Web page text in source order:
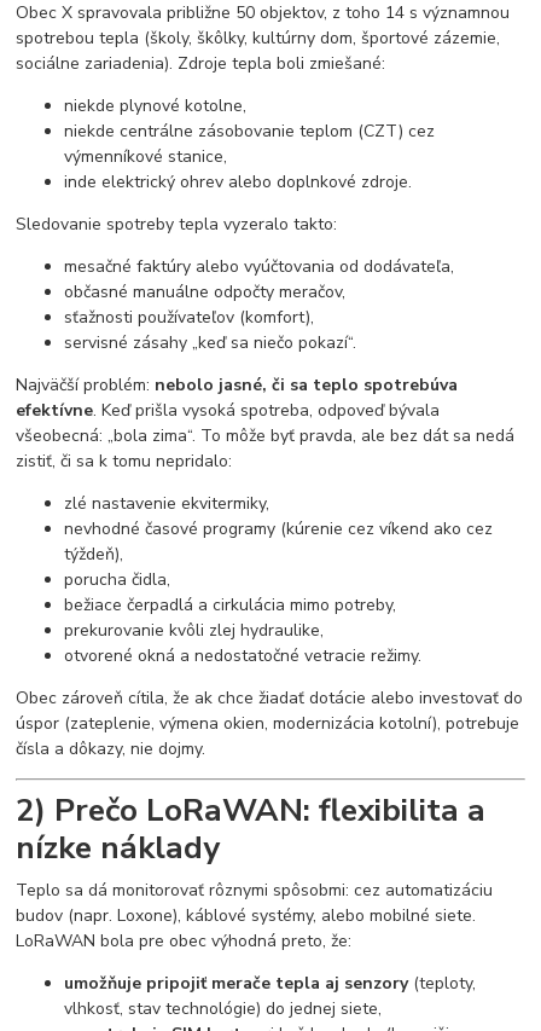
Obec X spravovala približne 50 objektov, z toho 14 s významnou
spotrebou tepla (školy, škôlky, kultúrny dom, športové zázemie,
sociálne zariadenia). Zdroje tepla boli zmiešané:
niekde plynové kotolne,
niekde centrálne zásobovanie teplom (CZT) cez
výmenníkové stanice,
inde elektrický ohrev alebo doplnkové zdroje.
Sledovanie spotreby tepla vyzeralo takto:
mesačné faktúry alebo vyúčtovania od dodávateľa,
občasné manuálne odpočty meračov,
sťažnosti používateľov (komfort),
servisné zásahy „keď sa niečo pokazí“.
Najväčší problém: nebolo jasné, či sa teplo spotrebúva
efektívne. Keď prišla vysoká spotreba, odpoveď bývala
všeobecná: „bola zima“. To môže byť pravda, ale bez dát sa nedá
zistiť, či sa k tomu nepridalo:
zlé nastavenie ekvitermiky,
nevhodné časové programy (kúrenie cez víkend ako cez
týždeň),
porucha čidla,
bežiace čerpadlá a cirkulácia mimo potreby,
prekurovanie kvôli zlej hydraulike,
otvorené okná a nedostatočné vetracie režimy.
Obec zároveň cítila, že ak chce žiadať dotácie alebo investovať do
úspor (zateplenie, výmena okien, modernizácia kotolní), potrebuje
čísla a dôkazy, nie dojmy.
2) Prečo LoRaWAN: flexibilita a
nízke náklady
Teplo sa dá monitorovať rôznymi spôsobmi: cez automatizáciu
budov (napr. Loxone), káblové systémy, alebo mobilné siete.
LoRaWAN bola pre obec výhodná preto, že:
umožňuje pripojiť merače tepla aj senzory(teploty,
vlhkosť, stav technológie) do jednej siete,